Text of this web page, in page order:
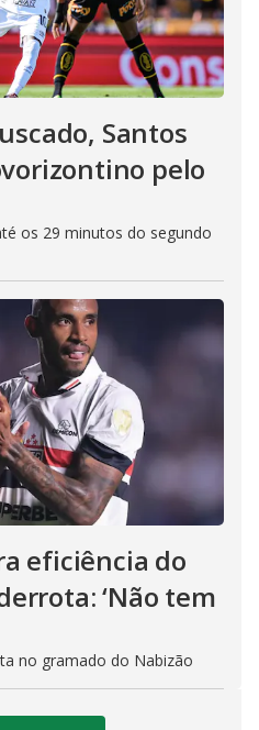
Santos
pelo
os 29 minutos do segundo
eficiência do
‘Não tem
no gramado do Nabizão